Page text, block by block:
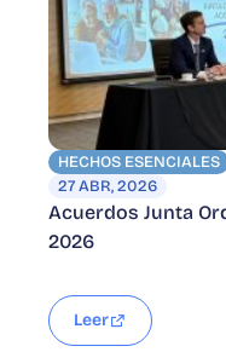
HECHOS ESENCIALES
27 ABR, 2026
Acuerdos Junta
2026
Leer